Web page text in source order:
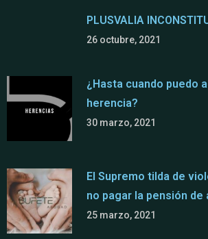
PLUSVALIA
26 octubre, 2021
¿Hasta cuando puedo
herencia?
30 marzo, 2021
El Supremo tilda de
no pagar la pensión de
25 marzo, 2021